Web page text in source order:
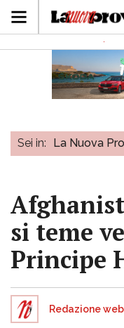
Sei in: La Nuova
si teme
Principe
Redazione web